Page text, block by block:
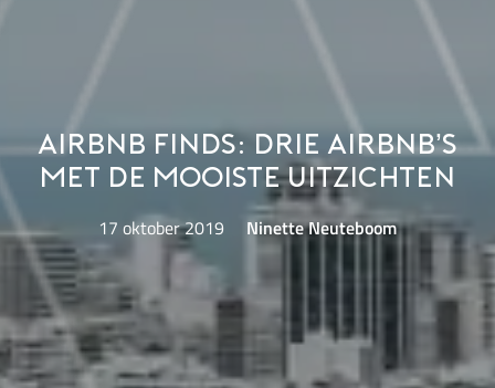
Airbnb finds: drie Airbnb’s
met de mooiste uitzichten
17 oktober 2019 Ninette Neuteboom